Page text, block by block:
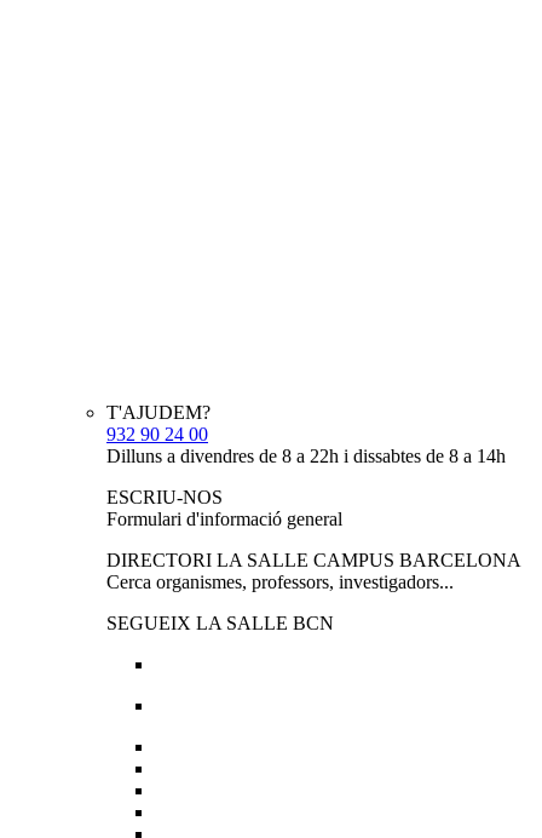
T'AJUDEM?
932 90 24 00
Dilluns a divendres de 8 a 22h i dissabtes de 8 a 14h
ESCRIU-NOS
Formulari d'informació general
DIRECTORI LA SALLE CAMPUS BARCELONA
Cerca organismes, professors, investigadors...
SEGUEIX LA SALLE BCN